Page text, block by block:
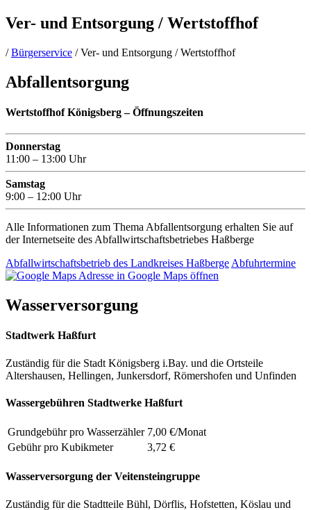
Ver- und Entsorgung / Wertstoffhof
/Bürgerservice /Ver- und Entsorgung / Wertstoffhof
Abfallentsorgung
Wertstoffhof Königsberg – Öffnungszeiten
Donnerstag
11:00 – 13:00 Uhr
Samstag
9:00 – 12:00 Uhr
Alle Informationen zum Thema Abfallentsorgung erhalten Sie auf
der Internetseite des Abfallwirtschaftsbetriebes Haßberge
Abfallwirtschaftsbetrieb des Landkreises Haßberge Abfuhrtermine
Adresse in Google Maps öffnen
Wasserversorgung
Stadtwerk Haßfurt
Zuständig für die Stadt Königsberg i.Bay. und die Ortsteile
Altershausen, Hellingen, Junkersdorf, Römershofen und Unfinden
Wassergebühren Stadtwerke Haßfurt
Grundgebühr pro Wasserzähler 7,00 €/Monat
Gebühr pro Kubikmeter
3,72 €
Wasserversorgung der Veitensteingruppe
Zuständig für die Stadtteile Bühl, Dörflis, Hofstetten, Köslau und